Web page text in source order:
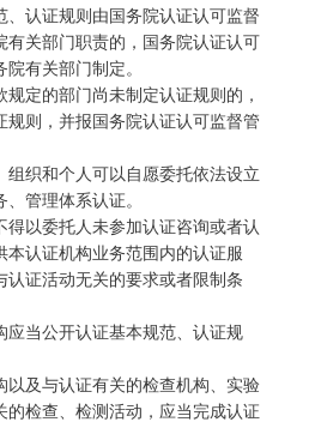
、认证规则由国务院认证认可监督
有关部门职责的，国务院认证认可
有关部门制定。
定的部门尚未制定认证规则的，
规则，并报国务院认证认可监督管
和个人可以自愿委托依法设立
管理体系认证。
委托人未参加认证咨询或者认
本认证机构业务范围内的认证服
认证活动无关的要求或者限制条
公开认证基本规范、认证规
与认证有关的检查机构、实验
的检查、检测活动，应当完成认证